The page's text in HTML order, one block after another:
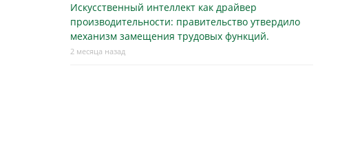
Искусственный интеллект как драйвер
производительности: правительство утвердило
механизм замещения трудовых функций.
2 месяца назад